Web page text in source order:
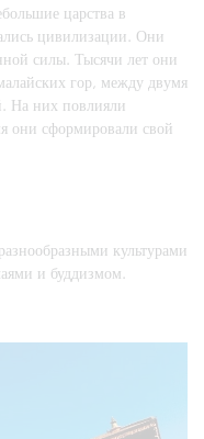
царства в
цивилизации. Они
силы. Тысячи лет они
гор, между двумя
На них повлияли
они сформировали свой
культурами
и буддизмом.